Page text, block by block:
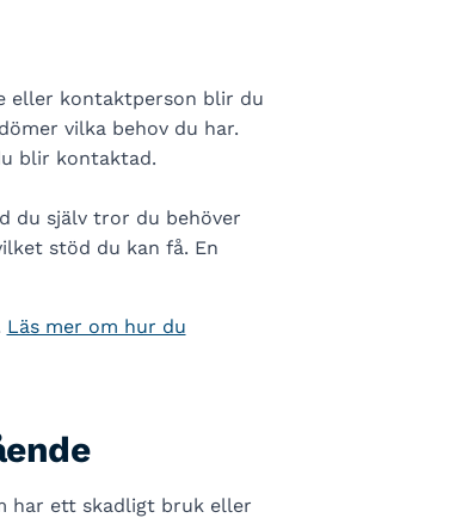
eller kontaktperson blir du
vilka behov du har.
blir kontaktad.
du själv tror du behöver
stöd du kan få. En
Läs mer om hur du
har ett skadligt bruk eller